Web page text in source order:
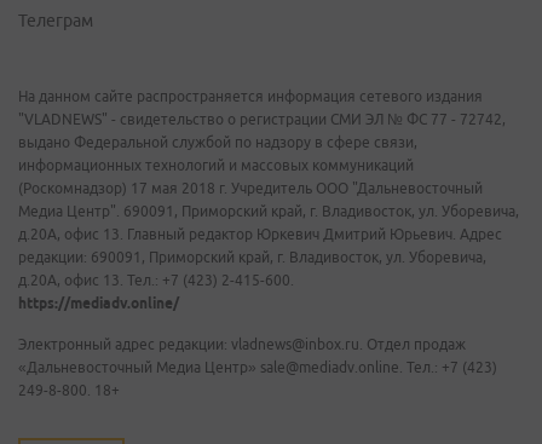
Телеграм
На данном сайте распространяется информация сетевого издания
"VLADNEWS" - свидетельство о регистрации СМИ ЭЛ № ФС 77 - 72742,
выдано Федеральной службой по надзору в сфере связи,
информационных технологий и массовых коммуникаций
(Роскомнадзор) 17 мая 2018 г. Учредитель ООО "Дальневосточный
Медиа Центр". 690091, Приморский край, г. Владивосток, ул. Уборевича,
д.20А, офис 13. Главный редактор Юркевич Дмитрий Юрьевич. Адрес
редакции: 690091, Приморский край, г. Владивосток, ул. Уборевича,
д.20А, офис 13. Тел.: +7 (423) 2-415-600.
https://mediadv.online/
Электронный адрес редакции: vladnews@inbox.ru. Отдел продаж
«Дальневосточный Медиа Центр» sale@mediadv.online. Тел.: +7 (423)
249-8-800. 18+